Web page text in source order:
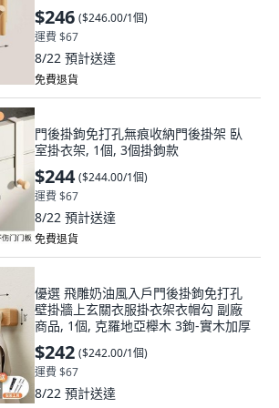
$246 ($246.00/1個)
運費 $67
8/22 預計送達
免費退貨
門後掛鉤免打孔無痕收納門後掛架 臥
室掛衣架, 1個, 3個掛鉤款
$244 ($244.00/1個)
運費 $67
8/22 預計送達
免費退貨
優選 飛雕奶油風入戶門後掛鉤免打孔
壁掛牆上玄關衣服掛衣架衣帽勾 副廠
商品, 1個, 克羅地亞櫸木 3鉤-實木加厚
$242 ($242.00/1個)
運費 $67
8/22 預計送達